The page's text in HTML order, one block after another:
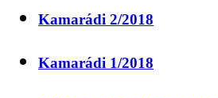
Kamarádi 2/2018
Kamarádi 1/2018